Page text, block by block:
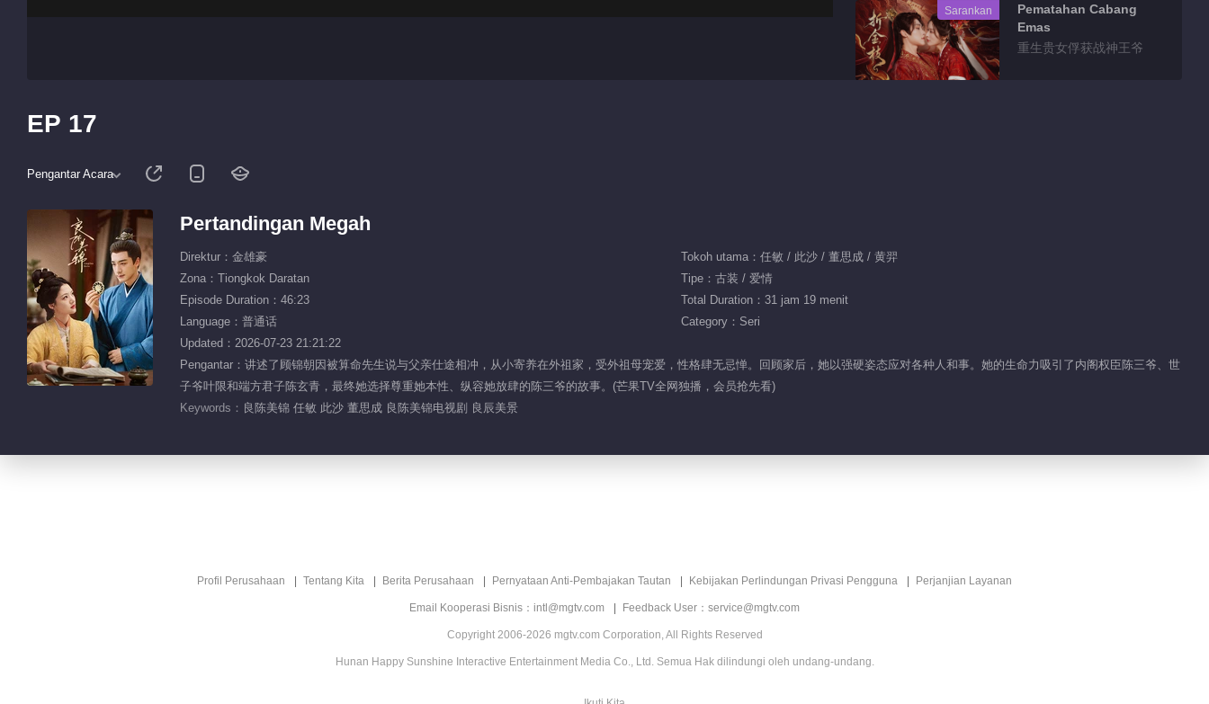
Sarankan
Pematahan Cabang
Emas
重生贵女俘获战神王爷
Pertandingan
00:32
EP 17
Pengantar Acara
Pertandingan Megah
Direktur：金雄豪
Tokoh utama：任敏 / 此沙 / 董思成 / 黄羿
Zona：Tiongkok Daratan
Tipe：古装 / 爱情
Episode Duration：46:23
Total Duration：31 jam 19 menit
Language：普通话
Category：Seri
Updated：2026-07-23 21:21:22
Pengantar：讲述了顾锦朝因被算命先生说与父亲仕途相冲，从小寄养在外祖家，受外祖母宠爱，性格肆无忌惮。回顾家后，她以强硬姿态应对各种人和事。她的生命力吸引了内阁权臣陈三爷、世
子爷叶限和端方君子陈玄青，最终她选择尊重她本性、纵容她放肆的陈三爷的故事。(芒果TV全网独播，会员抢先看)
Keywords： 良陈美锦 任敏 此沙 董思成 良陈美锦电视剧 良辰美景
Profil Perusahaan Tentang Kita Berita Perusahaan Pernyataan Anti-Pembajakan Tautan Kebijakan Perlindungan Privasi Pengguna Perjanjian Layanan
Email Kooperasi Bisnis：intl@mgtv.com Feedback User：service@mgtv.com
Copyright 2006-2026 mgtv.com Corporation, All Rights Reserved
Hunan Happy Sunshine Interactive Entertainment Media Co., Ltd. Semua Hak dilindungi oleh undang-undang.